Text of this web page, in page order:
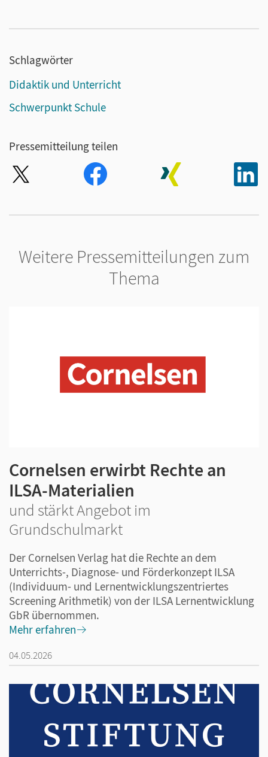
Schlagwörter
Didaktik und Unterricht
Schwerpunkt Schule
Pressemitteilung teilen
Weitere Pressemitteilungen zum
Thema
Cornelsen erwirbt Rechte an
ILSA-Materialien
und stärkt Angebot im
Grundschulmarkt
Der Cornelsen Verlag hat die Rechte an dem
Unterrichts-, Diagnose- und Förderkonzept ILSA
(Individuum- und Lernentwicklungszentriertes
Screening Arithmetik) von der ILSA Lernentwicklung
GbR übernommen.
Mehr erfahren
04.05.2026